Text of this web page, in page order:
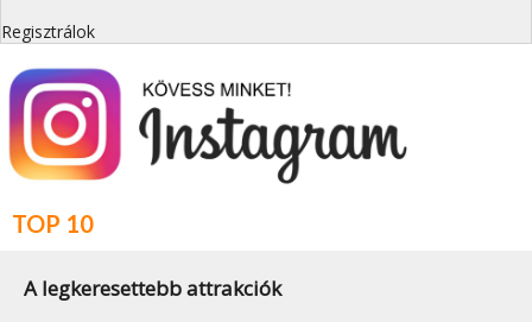
Regisztrálok
TOP 10
A legkeresettebb attrakciók